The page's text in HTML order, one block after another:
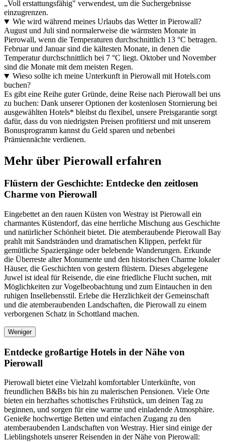
„Voll erstattungsfähig" verwendest, um die Suchergebnisse
einzugrenzen.
Wie wird während meines Urlaubs das Wetter in Pierowall?
August und Juli sind normalerweise die wärmsten Monate in
Pierowall, wenn die Temperaturen durchschnittlich 13 °C betragen.
Februar und Januar sind die kältesten Monate, in denen die
Temperatur durchschnittlich bei 7 °C liegt. Oktober und November
sind die Monate mit dem meisten Regen.
Wieso sollte ich meine Unterkunft in Pierowall mit Hotels.com
buchen?
Es gibt eine Reihe guter Gründe, deine Reise nach Pierowall bei uns
zu buchen: Dank unserer Optionen der kostenlosen Stornierung bei
ausgewählten Hotels* bleibst du flexibel, unsere Preisgarantie sorgt
dafür, dass du von niedrigsten Preisen profitierst und mit unserem
Bonusprogramm kannst du Geld sparen und nebenbei
Prämiennächte verdienen.
Mehr über Pierowall erfahren
Flüstern der Geschichte: Entdecke den zeitlosen
Charme von Pierowall
Eingebettet an den rauen Küsten von Westray ist Pierowall ein
charmantes Küstendorf, das eine herrliche Mischung aus Geschichte
und natürlicher Schönheit bietet. Die atemberaubende Pierowall Bay
prahlt mit Sandstränden und dramatischen Klippen, perfekt für
gemütliche Spaziergänge oder belebende Wanderungen. Erkunde
die Überreste alter Monumente und den historischen Charme lokaler
Häuser, die Geschichten von gestern flüstern. Dieses abgelegene
Juwel ist ideal für Reisende, die eine friedliche Flucht suchen, mit
Möglichkeiten zur Vogelbeobachtung und zum Eintauchen in den
ruhigen Insellebensstil. Erlebe die Herzlichkeit der Gemeinschaft
und die atemberaubenden Landschaften, die Pierowall zu einem
verborgenen Schatz in Schottland machen.
Weniger
Entdecke großartige Hotels in der Nähe von
Pierowall
Pierowall bietet eine Vielzahl komfortabler Unterkünfte, von
freundlichen B&Bs bis hin zu malerischen Pensionen. Viele Orte
bieten ein herzhaftes schottisches Frühstück, um deinen Tag zu
beginnen, und sorgen für eine warme und einladende Atmosphäre.
Genieße hochwertige Betten und einfachen Zugang zu den
atemberaubenden Landschaften von Westray. Hier sind einige der
Lieblingshotels unserer Reisenden in der Nähe von Pierowall: